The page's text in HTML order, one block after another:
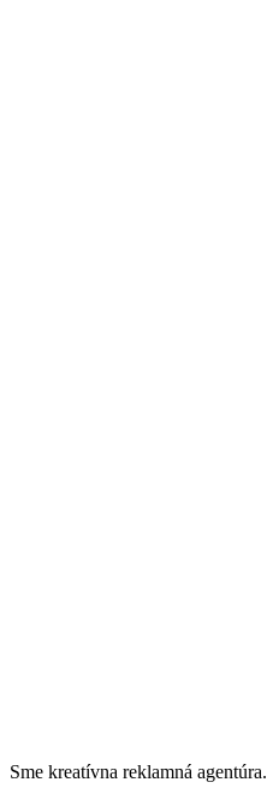
Sme kreatívna reklamná agentúra.